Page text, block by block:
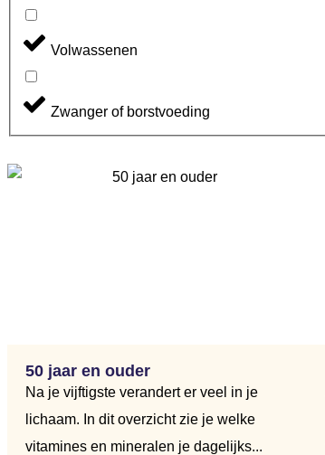
Volwassenen
Zwanger of borstvoeding
50 jaar en ouder
Na je vijftigste verandert er veel in je
lichaam. In dit overzicht zie je welke
vitamines en mineralen je dagelijks...